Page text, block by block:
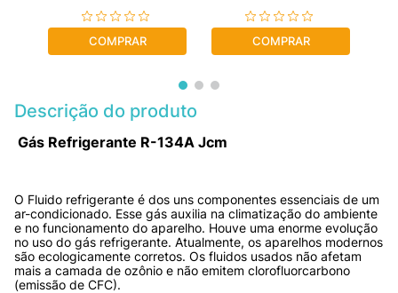
COMPRAR COMPRAR
Descrição do produto
Gás Refrigerante R-134A Jcm
O Fluido refrigerante é dos uns componentes essenciais de um
ar-condicionado. Esse gás auxilia na climatização do ambiente
e no funcionamento do aparelho. Houve uma enorme evolução
no uso do gás refrigerante. Atualmente, os aparelhos modernos
são ecologicamente corretos. Os fluidos usados não afetam
mais a camada de ozônio e não emitem clorofluorcarbono
(emissão de CFC).